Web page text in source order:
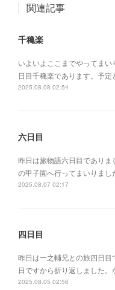
関連記事
千穐楽
いよいよここまでやってま
日目千穐楽であります。予定
2025.08.08 02:54
六日目
昨日は旅物語六日目であり
の甲子園へ行ってまいりまし
2025.08.07 02:17
四日目
昨日は一之輔兄との旅四日
日ですから折り返しました。
2025.08.05 02:56